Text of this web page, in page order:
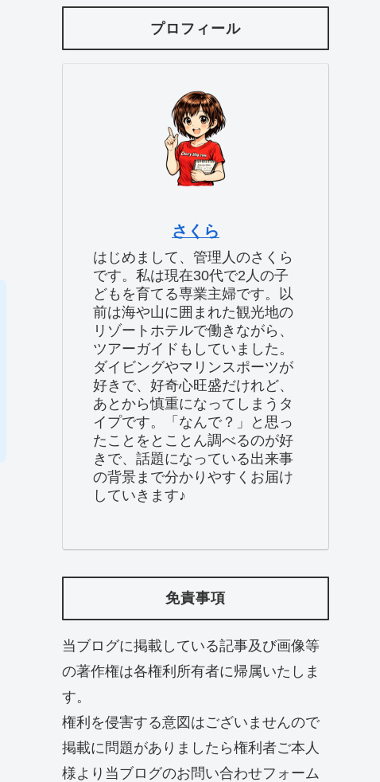
プロフィール
さくら
はじめまして、管理人のさくら
です。私は現在30代で2人の子
どもを育てる専業主婦です。以
前は海や山に囲まれた観光地の
リゾートホテルで働きながら、
ツアーガイドもしていました。
ダイビングやマリンスポーツが
好きで、好奇心旺盛だけれど、
あとから慎重になってしまうタ
イプです。「なんで？」と思っ
たことをとことん調べるのが好
きで、話題になっている出来事
の背景まで分かりやすくお届け
していきます♪
免責事項
当ブログに掲載している記事及び画像等
の著作権は各権利所有者に帰属いたしま
す。
権利を侵害する意図はございませんので
掲載に問題がありましたら権利者ご本人
様より当ブログのお問い合わせフォーム